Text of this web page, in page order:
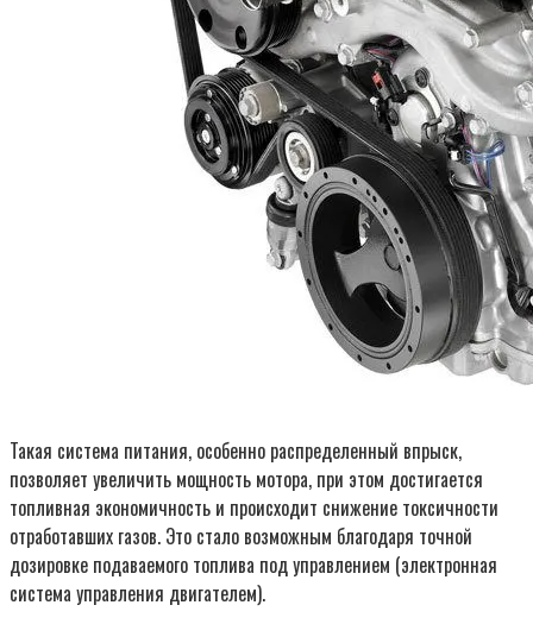
Такая система питания, особенно распределенный впрыск,
позволяет увеличить мощность мотора, при этом достигается
топливная экономичность и происходит снижение токсичности
отработавших газов. Это стало возможным благодаря точной
дозировке подаваемого топлива под управлением (электронная
система управления двигателем).